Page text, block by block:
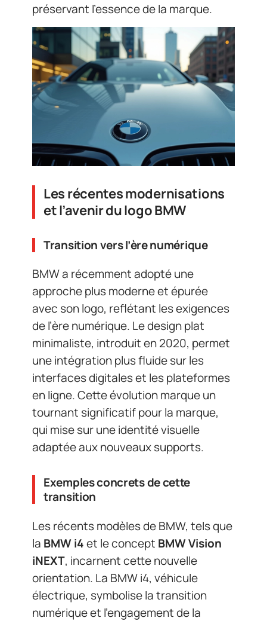
préservant l’essence de la marque.
Les récentes modernisations
et l’avenir du logo BMW
Transition vers l’ère numérique
BMW a récemment adopté une
approche plus moderne et épurée
avec son logo, reflétant les exigences
de l’ère numérique. Le design plat
minimaliste, introduit en 2020, permet
une intégration plus fluide sur les
interfaces digitales et les plateformes
en ligne. Cette évolution marque un
tournant significatif pour la marque,
qui mise sur une identité visuelle
adaptée aux nouveaux supports.
Exemples concrets de cette
transition
Les récents modèles de BMW, tels que
la BMW i4et le concept BMW Vision
iNEXT, incarnent cette nouvelle
orientation. La BMW i4, véhicule
électrique, symbolise la transition
numérique et l’engagement de la